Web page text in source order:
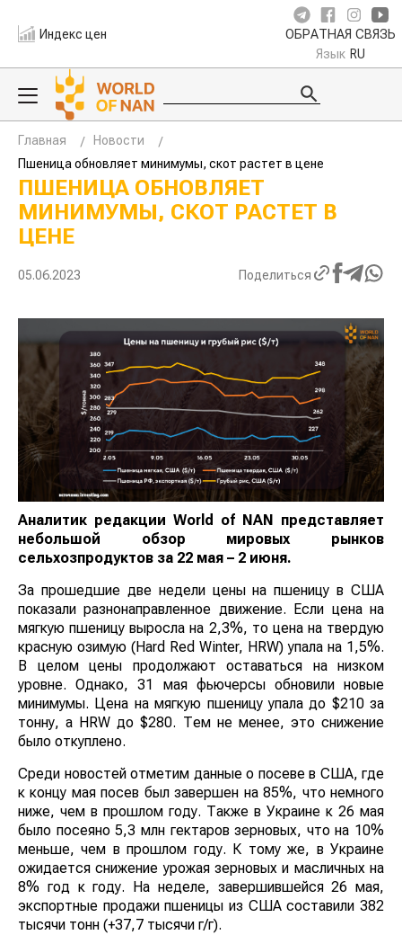
Индекс цен ОБРАТНАЯ СВЯЗЬ
Язык RU
Главная
Новости
Пшеница обновляет минимумы, скот растет в цене
ПШЕНИЦА ОБНОВЛЯЕТ
МИНИМУМЫ, СКОТ РАСТЕТ В
ЦЕНЕ
05.06.2023 Поделиться
Аналитик редакции World of NAN
представляет
небольшой обзор мировых рынков
сельхозпродуктов за 22 мая – 2 июня.
За прошедшие две недели цены на пшеницу в США
показали разнонаправленное движение. Если цена на
мягкую пшеницу выросла на 2,3%, то цена на твердую
красную озимую (Hard Red Winter, HRW) упала на 1,5%.
В целом цены продолжают оставаться на низком
уровне. Однако, 31 мая фьючерсы обновили новые
минимумы. Цена на мягкую пшеницу упала до $210 за
тонну, а HRW до $280. Тем не менее, это снижение
было откуплено.
Среди новостей отметим данные о посеве в США, где
к концу мая посев был завершен на 85%, что немного
ниже, чем в прошлом году. Также в Украине к 26 мая
было посеяно 5,3 млн гектаров зерновых, что на 10%
меньше, чем в прошлом году. К тому же, в Украине
ожидается снижение урожая зерновых и масличных на
8% год к году. На неделе, завершившейся 26 мая,
экспортные продажи пшеницы из США составили 382
тысячи тонн (+37,7 тысячи г/г).